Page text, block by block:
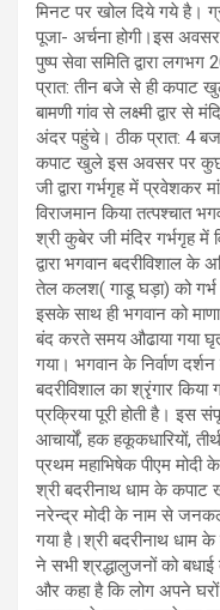
मिनट पर खोल दिये गये है।
पूजा- अर्चना होगी।इस अवसर
पुष्प सेवा समिति द्वारा
प्रात: तीन बजे से ही कपाट
बामणी गांव से लक्ष्मी द्वार से
अंदर पहुंचे। ठीक प्रात: 4
कपाट खुले इस अवसर पर कुछ
जी द्वारा गर्भगृह में प्रवेशकर
विराजमान किया तत्पश्चात
श्री कुबेर जी मंदिर गर्भगृह में
द्वारा भगवान बदरीविशाल
तेल कलश( गाडू घड़ा) को गर्भ
इसके साथ ही भगवान को
बंद करते समय औढाया गया
गया। भगवान के निर्वाण
बदरीविशाल का श्रृंगार किया
प्रक्रिया पूरी होती है। इस
आचार्यों, हक हकूकधारियों,
प्रथम महाभिषेक पीएम मोदी
श्री बदरीनाथ धाम के कपाट
नरेन्द्र मोदी के नाम से
गया है।श्री बदरीनाथ धाम
ने सभी श्रद्धालुजनों को
और कहा है कि लोग अपने